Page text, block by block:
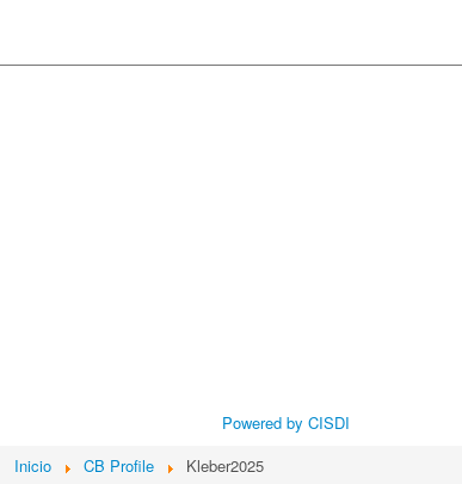
Powered by CISDI
Inicio CB Profile Kleber2025